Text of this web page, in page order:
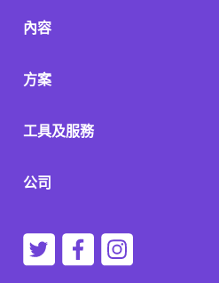
內容
方案
工具及服務
公司